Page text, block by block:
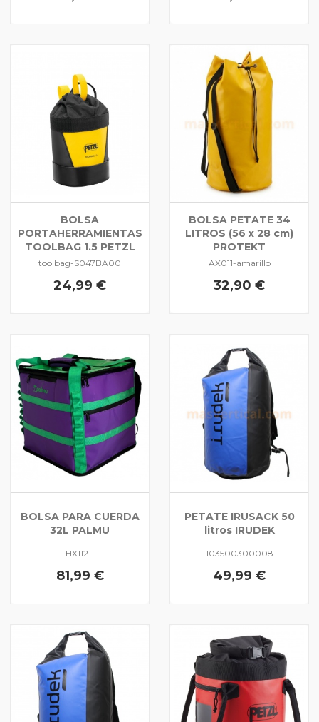
BOLSA
PORTAHERRAMIENTAS
TOOLBAG 1.5 PETZL
toolbag-S047BA00
24,99 €
BOLSA PETATE 34
LITROS (56 x 28 cm)
PROTEKT
AX011-amarillo
32,90 €
BOLSA PARA CUERDA
32L PALMU
HX11211
81,99 €
PETATE IRUSACK 50
litros IRUDEK
103500300008
49,99 €